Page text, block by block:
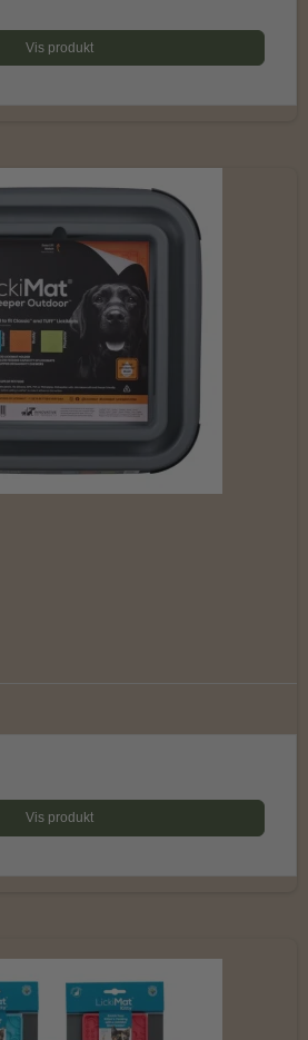
Vis produkt
Vis produkt